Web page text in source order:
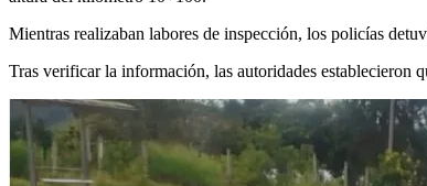
Mientras realizaban labores de inspección, los policías
Tras verificar la información, las autoridades establecieron